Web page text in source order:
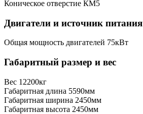
Коническое отверстие КМ5
Двигатели и источник питания
Общая мощность двигателей 75кВт
Габаритный размер и вес
Вес 12200кг
Габаритная длина 5590мм
Габаритная ширина 2450мм
Габаритная высота 2450мм